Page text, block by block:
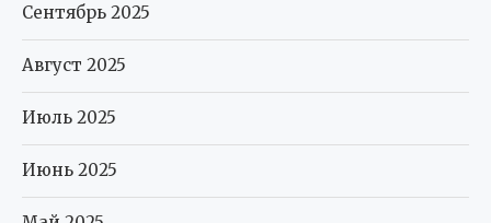
Сентябрь 2025
Август 2025
Июль 2025
Июнь 2025